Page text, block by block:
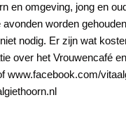
en omgeving, jong en
avonden worden
nodig. Er zijn wat
over het Vrouwencafé
www.facebook.com/